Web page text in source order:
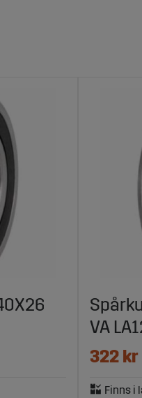
VA
322 kr